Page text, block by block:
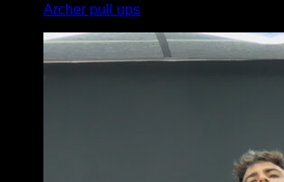
Archer pull ups